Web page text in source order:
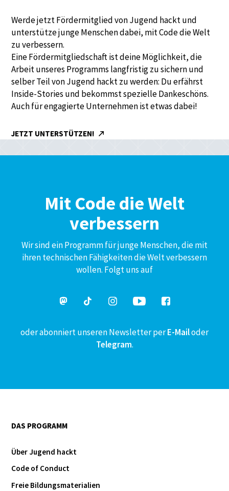
Werde jetzt Fördermitglied von Jugend hackt und
unterstütze junge Menschen dabei, mit Code die Welt
zu verbessern.
Eine Fördermitgliedschaft ist deine Möglichkeit, die
Arbeit unseres Programms langfristig zu sichern und
selber Teil von Jugend hackt zu werden: Du erfährst
Inside-Stories und bekommst spezielle Dankeschöns.
Auch für engagierte Unternehmen ist etwas dabei!
JETZT UNTERSTÜTZEN!
Mit Code die Welt
verbessern
Wir sind ein Programm für junge Menschen, die mit
ihren technischen Fähigkeiten die Welt verbessern
wollen. Folgt uns auf
oder abonniert unseren Newsletter perE-Mailoder
Telegram.
DAS PROGRAMM
Über Jugend hackt
Code of Conduct
Freie Bildungsmaterialien